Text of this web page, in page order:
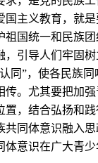
国主义教育，就
祖国统一和民族
，引导人们牢固树
同”，使各民族
传。尤其要把加
置，结合弘扬和
共同体意识融入
意识在广大青少